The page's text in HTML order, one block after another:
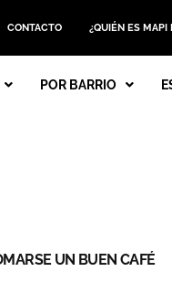
CONTACTO ¿QUIÉN ES MAPI
POR BARRIO
UN BUEN CAFÉ